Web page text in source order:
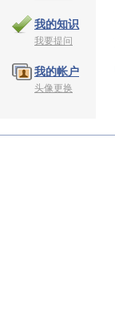
我的知识
我要提问
我的帐户
头像更换